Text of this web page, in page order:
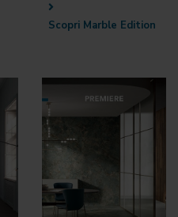
Scopri Marble Edition